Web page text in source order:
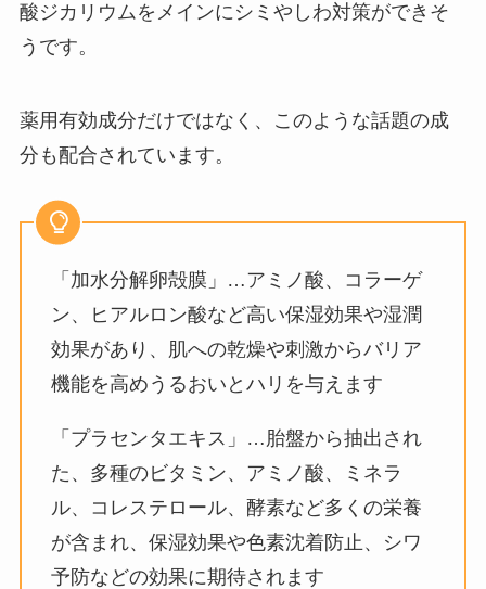
酸ジカリウムをメインにシミやしわ対策ができそ
うです。
薬用有効成分だけではなく、このような話題の成
分も配合されています。
「加水分解卵殻膜」…アミノ酸、コラーゲ
ン、ヒアルロン酸など高い保湿効果や湿潤
効果があり、肌への乾燥や刺激からバリア
機能を高めうるおいとハリを与えます
「プラセンタエキス」…胎盤から抽出され
た、多種のビタミン、アミノ酸、ミネラ
ル、コレステロール、酵素など多くの栄養
が含まれ、保湿効果や色素沈着防止、シワ
予防などの効果に期待されます